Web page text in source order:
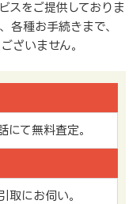
スをご提供しておりま
各種お手続きまで、
ざいません。
にて無料査定。
取にお伺い。